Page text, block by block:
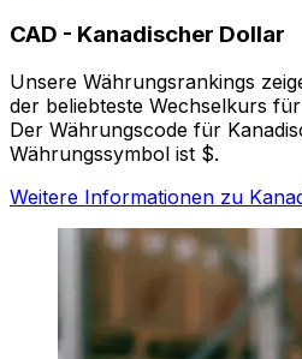
CAD - Kanadischer Dollar
Unsere Währungsrankings
der beliebteste Wechselkurs
Der Währungscode für
Währungssymbol ist $.
Weitere Informationen zu